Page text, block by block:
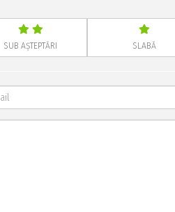
SUB AȘTEPTĂRI SLABĂ